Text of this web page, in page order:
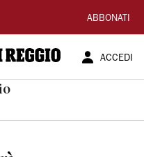
ABBONATI
ACCEDI